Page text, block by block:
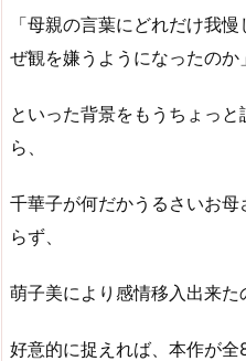
「母親の言葉にどれだけ我
ぜ観を嫌うようになったのか」
といった背景をもうちょっ
ら、
千華子が何だかうるさいお
らず、
萌子美により感情移入出来
好意的に捉えれば、本作が全